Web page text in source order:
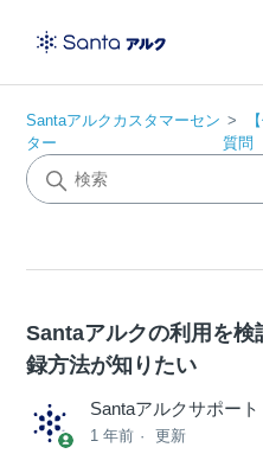
Santaアルクカスタマーセン
ター
質問
Santaアルクの利用を
録方法が知りたい
Santaアルクサポート
1 年前 更新